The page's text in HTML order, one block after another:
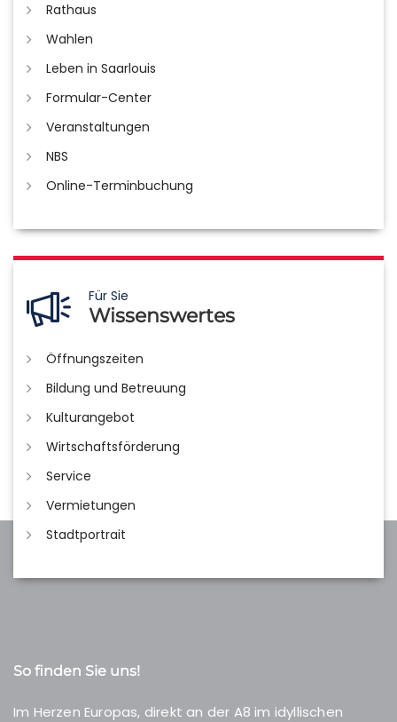
Rathaus
Wahlen
Leben in Saarlouis
Formular-Center
Veranstaltungen
NBS
Online-Terminbuchung
Für Sie
Wissenswertes
Öffnungszeiten
Bildung und Betreuung
Kulturangebot
Wirtschaftsförderung
Service
Vermietungen
Stadtportrait
So finden Sie uns!
Im Herzen Europas, direkt an der A8 im idyllischen